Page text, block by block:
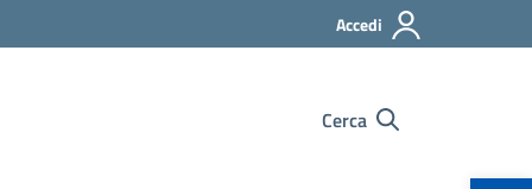
Accedi
Cerca